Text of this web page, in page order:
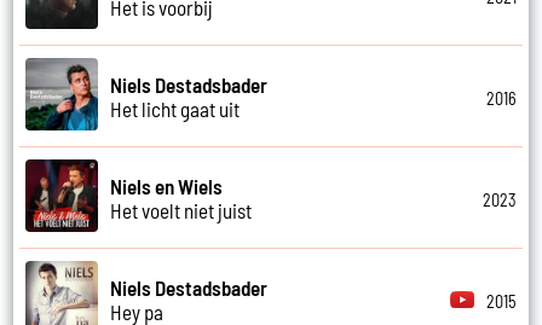
Het is voorbij
Niels Destadsbader
Het licht gaat uit
2016
Niels en Wiels
Het voelt niet juist
2023
Niels Destadsbader
Hey pa
2015